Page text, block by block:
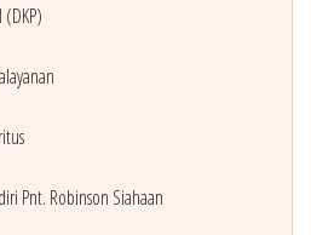
Pnt. Robinson Siahaan